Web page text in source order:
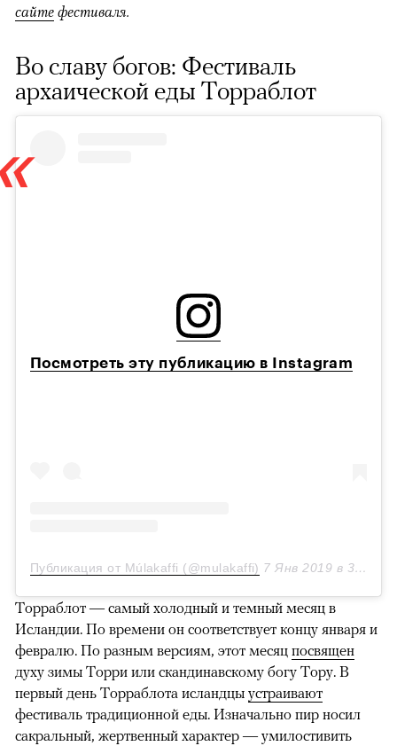
сайте фестиваля.
Во славу богов: Фестиваль
архаической еды Торраблот
Посмотреть эту публикацию в Instagram
Публикация от Múlakaffi (@mulakaffi) 7 Янв 2019 в 3:42 PST
Торраблот — самый холодный и темный месяц в
Исландии. По времени он соответствует концу января и
февралю. По разным версиям, этот месяц посвящен
духу зимы Торри или скандинавскому богу Тору. В
первый день Торраблота исландцы устраивают
фестиваль традиционной еды. Изначально пир носил
сакральный, жертвенный характер — умилостивить